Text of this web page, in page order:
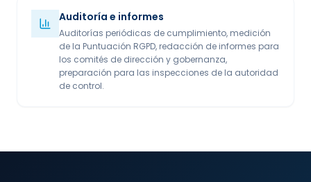
Auditoría e informes
Auditorías periódicas de cumplimiento, medición
de la Puntuación RGPD, redacción de informes para
los comités de dirección y gobernanza,
preparación para las inspecciones de la autoridad
de control.